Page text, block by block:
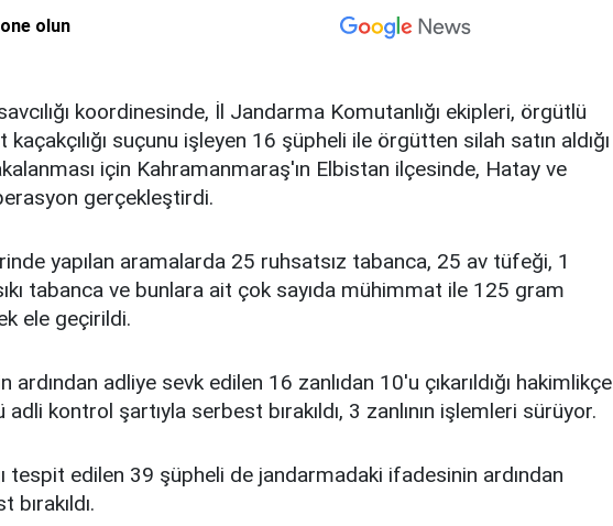
olun
koordinesinde, İl Jandarma Komutanlığı ekipleri, örgütlü
suçunu işleyen 16 şüpheli ile örgütten silah satın aldığı
için Kahramanmaraş'ın Elbistan ilçesinde, Hatay ve
gerçekleştirdi.
yapılan aramalarda 25 ruhsatsız tabanca, 25 av tüfeği, 1
tabanca ve bunlara ait çok sayıda mühimmat ile 125 gram
ele geçirildi.
adliye sevk edilen 16 zanlıdan 10'u çıkarıldığı hakimlikçe
adli kontrol şartıyla serbest bırakıldı, 3 zanlının işlemleri sürüyor.
tespit edilen 39 şüpheli de jandarmadaki ifadesinin ardından
bırakıldı.